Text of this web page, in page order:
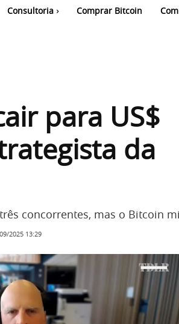
Consultoria Comprar Bitcoin
para US$
da
concorrentes, mas o Bitcoin
2025 13:29